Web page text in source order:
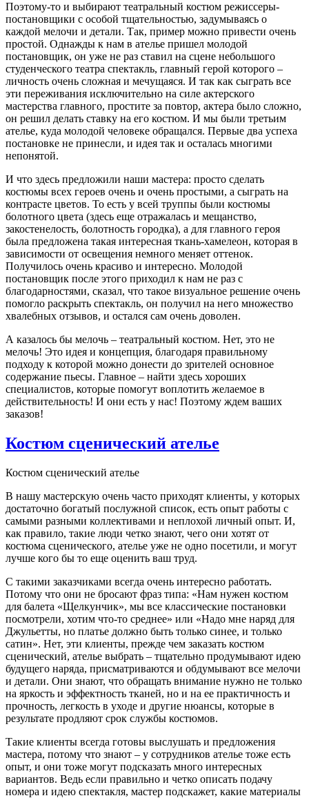
Поэтому-то и выбирают театральный костюм режиссеры-
постановщики с особой тщательностью, задумываясь о
каждой мелочи и детали. Так, пример можно привести очень
простой. Однажды к нам в ателье пришел молодой
постановщик, он уже не раз ставил на сцене небольшого
студенческого театра спектакль, главный герой которого –
личность очень сложная и мечущаяся. И так как сыграть все
эти переживания исключительно на силе актерского
мастерства главного, простите за повтор, актера было сложно,
он решил делать ставку на его костюм. И мы были третьим
ателье, куда молодой человеке обращался. Первые два успеха
постановке не принесли, и идея так и осталась многими
непонятой.
И что здесь предложили наши мастера: просто сделать
костюмы всех героев очень и очень простыми, а сыграть на
контрасте цветов. То есть у всей труппы были костюмы
болотного цвета (здесь еще отражалась и мещанство,
закостенелость, болотность городка), а для главного героя
была предложена такая интересная ткань-хамелеон, которая в
зависимости от освещения немного меняет оттенок.
Получилось очень красиво и интересно. Молодой
постановщик после этого приходил к нам не раз с
благодарностями, сказал, что такое визуальное решение очень
помогло раскрыть спектакль, он получил на него множество
хвалебных отзывов, и остался сам очень доволен.
А казалось бы мелочь – театральный костюм. Нет, это не
мелочь! Это идея и концепция, благодаря правильному
подходу к которой можно донести до зрителей основное
содержание пьесы. Главное – найти здесь хороших
специалистов, которые помогут воплотить желаемое в
действительность! И они есть у нас! Поэтому ждем ваших
заказов!
Костюм сценический ателье
Костюм сценический ателье
В нашу мастерскую очень часто приходят клиенты, у которых
достаточно богатый послужной список, есть опыт работы с
самыми разными коллективами и неплохой личный опыт. И,
как правило, такие люди четко знают, чего они хотят от
костюма сценического, ателье уже не одно посетили, и могут
лучше кого бы то еще оценить ваш труд.
С такими заказчиками всегда очень интересно работать.
Потому что они не бросают фраз типа: «Нам нужен костюм
для балета «Щелкунчик», мы все классические постановки
посмотрели, хотим что-то среднее» или «Надо мне наряд для
Джульетты, но платье должно быть только синее, и только
сатин». Нет, эти клиенты, прежде чем заказать костюм
сценический, ателье выбрать – тщательно продумывают идею
будущего наряда, присматриваются и обдумывают все мелочи
и детали. Они знают, что обращать внимание нужно не только
на яркость и эффектность тканей, но и на ее практичность и
прочность, легкость в уходе и другие нюансы, которые в
результате продляют срок службы костюмов.
Такие клиенты всегда готовы выслушать и предложения
мастера, потому что знают – у сотрудников ателье тоже есть
опыт, и они тоже могут подсказать много интересных
вариантов. Ведь если правильно и четко описать подачу
номера и идею спектакля, мастер подскажет, какие материалы